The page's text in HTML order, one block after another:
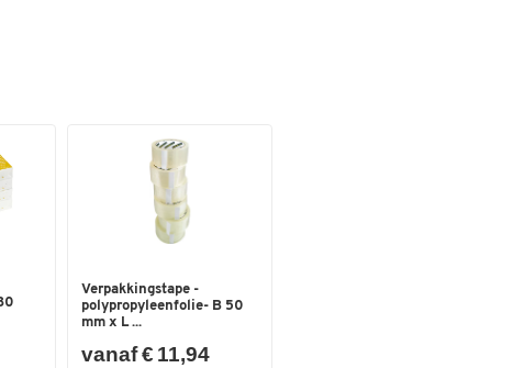
Verpakkingstape -
polypropyleenfolie- B 50
mm x L ...
vanaf € 11,94